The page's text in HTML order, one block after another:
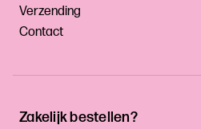
Zakelijk bestellen?
Verzending
Contact